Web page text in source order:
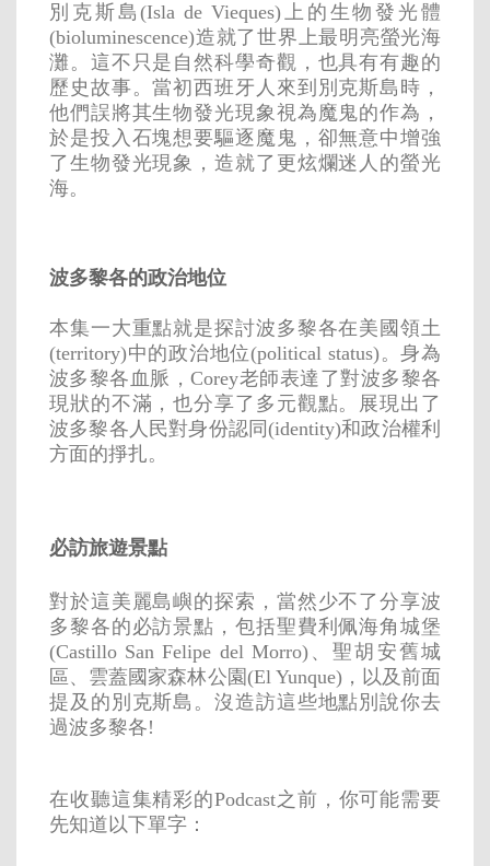
別克斯島(Isla de Vieques)上的生物發光體
(bioluminescence)造就了世界上最明亮螢光海
灘。這不只是自然科學奇觀，也具有有趣的
歷史故事。當初西班牙人來到別克斯島時，
他們誤將其生物發光現象視為魔鬼的作為，
於是投入石塊想要驅逐魔鬼，卻無意中增強
了生物發光現象，造就了更炫爛迷人的螢光
海。
波多黎各的政治地位
本集一大重點就是探討波多黎各在美國領土
(territory)中的政治地位(political status)。身為
波多黎各血脈，Corey老師表達了對波多黎各
現狀的不滿，也分享了多元觀點。展現出了
波多黎各人民對身份認同(identity)和政治權利
方面的掙扎。
必訪旅遊景點
對於這美麗島嶼的探索，當然少不了分享波
多黎各的必訪景點，包括聖費利佩海角城堡
(Castillo San Felipe del Morro)、聖胡安舊城
區、雲蓋國家森林公園(El Yunque)，以及前面
提及的別克斯島。沒造訪這些地點別說你去
過波多黎各!
在收聽這集精彩的Podcast之前，你可能需要
先知道以下單字：